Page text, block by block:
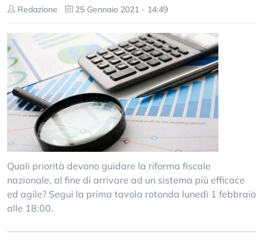
Redazione 25 Gennaio 2021 - 14:49
Quali priorità devono guidare la riforma fiscale
nazionale, al fine di arrivare ad un sistema più efficace
ed agile? Segui la prima tavola rotonda lunedì 1 febbraio
alle 18:00.